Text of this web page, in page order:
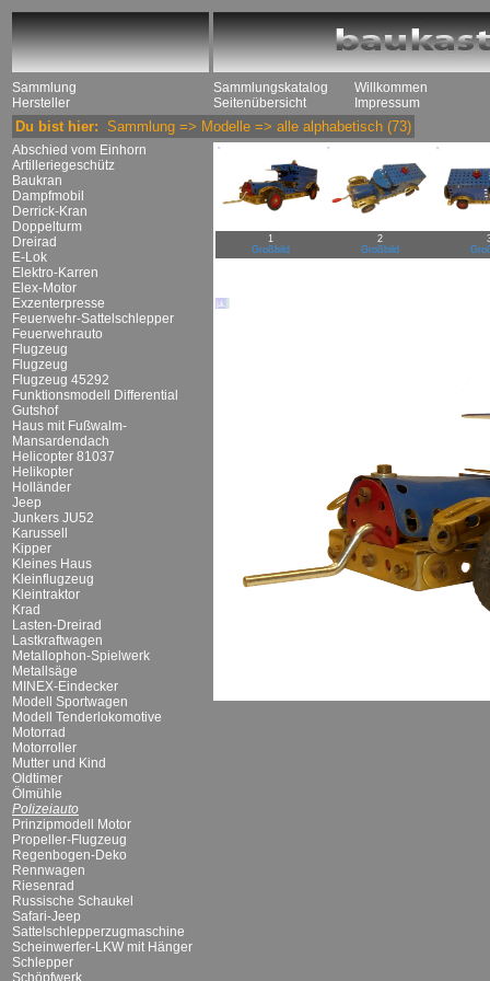
Sammlung
Hersteller
Sammlungskatalog
Seitenübersicht
Willkommen
Impressum
Du bist hier: Sammlung => Modelle => alle alphabetisch (73)
Abschied vom Einhorn
Artilleriegeschütz
Baukran
Dampfmobil
Derrick-Kran
Doppelturm
Dreirad
E-Lok
Elektro-Karren
Elex-Motor
Exzenterpresse
Feuerwehr-Sattelschlepper
Feuerwehrauto
Flugzeug
Flugzeug
Flugzeug 45292
Funktionsmodell Differential
Gutshof
Haus mit Fußwalm-
Mansardendach
Helicopter 81037
Helikopter
Holländer
Jeep
Junkers JU52
Karussell
Kipper
Kleines Haus
Kleinflugzeug
Kleintraktor
Krad
Lasten-Dreirad
Lastkraftwagen
Metallophon-Spielwerk
Metallsäge
MINEX-Eindecker
Modell Sportwagen
Modell Tenderlokomotive
Motorrad
Motorroller
Mutter und Kind
Oldtimer
Ölmühle
Polizeiauto
Prinzipmodell Motor
Propeller-Flugzeug
Regenbogen-Deko
Rennwagen
Riesenrad
Russische Schaukel
Safari-Jeep
Sattelschlepperzugmaschine
Scheinwerfer-LKW mit Hänger
Schlepper
Schöpfwerk
1
Großbild
2
Großbild